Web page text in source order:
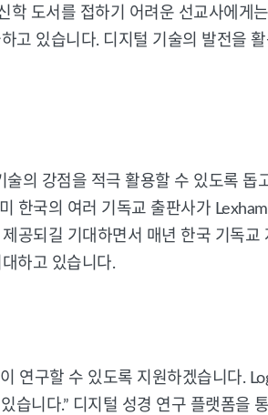
도서를 접하기 어려운 선교사에게
고 있습니다. 디지털 기술의 발전을
의 강점을 적극 활용할 수 있도록 돕
한국의 여러 기독교 출판사가
공되길 기대하면서 매년 한국 기독교
하고 있습니다.
연구할 수 있도록 지원하겠습니다.
니다.” 디지털 성경 연구 플랫폼을